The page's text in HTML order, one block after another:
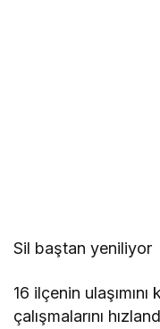
Sil baştan yeniliyor
16 ilçenin
çalışmalarını